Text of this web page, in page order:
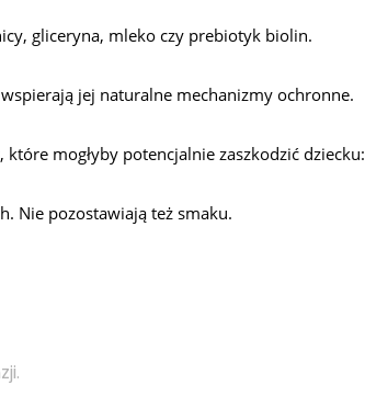
gliceryna, mleko czy prebiotyk biolin.
jej naturalne mechanizmy ochronne.
mogłyby potencjalnie zaszkodzić dziecku:
Nie pozostawiają też smaku.